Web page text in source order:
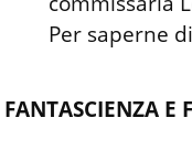
Per saperne
FANTASCIENZA E